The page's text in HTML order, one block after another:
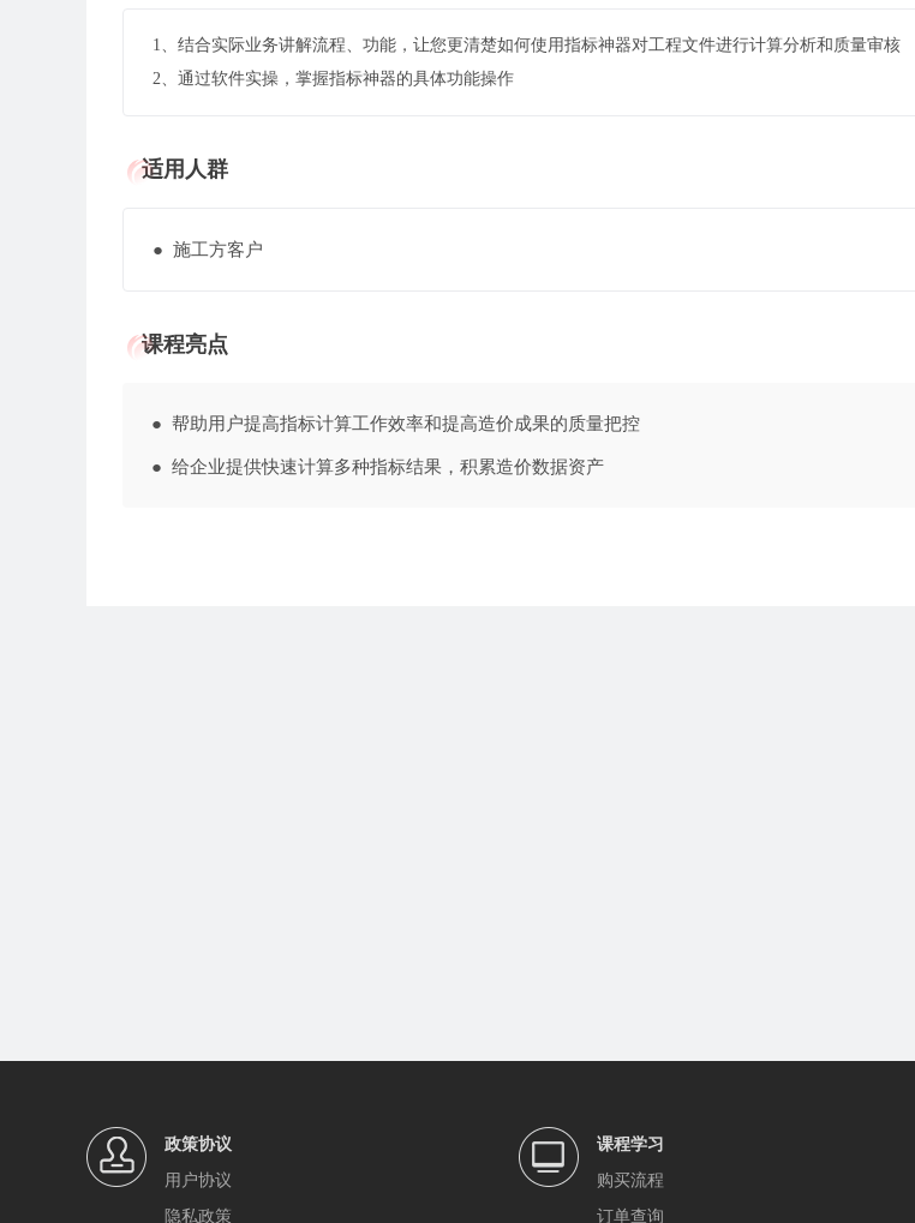
1、结合实际业务讲解流程、功能，让您更清楚如何使用指标神器对工程文件进行计算分析和质量审核
2、通过软件实操，掌握指标神器的具体功能操作
适用人群
● 施工方客户
课程亮点
● 帮助用户提高指标计算工作效率和提高造价成果的质量把控
● 给企业提供快速计算多种指标结果，积累造价数据资产
政策协议
用户协议
隐私政策
课程学习
购买流程
订单查询